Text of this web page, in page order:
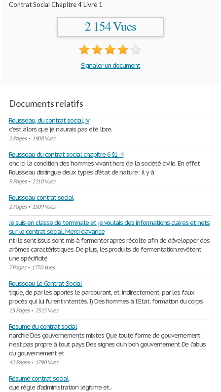
Contrat Social Chapitre 4 Livre 1
2 154 Vues
Signaler un document
Documents relatifs
Rousseau, du contrat social, iv
c’est alors que je n’aurais pas été libre.
2 Pages• 1908 Vues
Rousseau du contrat social chapitre 6 §1-4
onc ici la condition des hommes vivant hors de la société civile. En effet
Rousseau distingue deux types d’état de nature ; il y à
9 Pages• 2210 Vues
Rousseau contrat social
2 Pages• 1509 Vues
Je suis en classe de terminale et je voulais des informations claires et nets
sur le contrat social. Merci d'avance
nt ils sont issus sont mis à fermenter après récolte afin de développer des
arômes caractéristiques. De plus, les produits de fermentation revêtent
une spécificité
7 Pages• 1770 Vues
Rousseau Le Contrat Social
tique, de par les apories le parcourant, et, indirectement, par les faux
procès qui lui furent intentés. I) Des hommes à l'Etat, formation du corps
15 Pages• 2325 Vues
Resume du contrat social
narchie Des gouvernements mixtes Que toute forme de gouvernement
n'est pas propre à tout pays Des signes d'un bon gouvernement De l'abus
du gouvernement et
42 Pages• 1790 Vues
Résumé contrat social
que règle d'administration légitime et...